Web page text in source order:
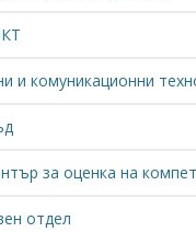
и комуникационни
за оценка на
отдел